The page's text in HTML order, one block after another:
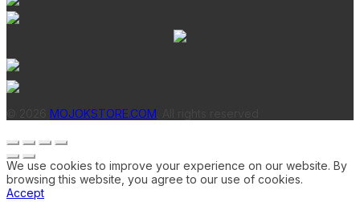
MOJOKSTORE.COM
We use cookies to improve your experience on our website. By
browsing this website, you agree to our use of cookies.
Accept